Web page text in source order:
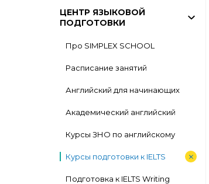
ЦЕНТР ЯЗЫКОВОЙ
ПОДГОТОВКИ
Про SIMPLEX SCHOOL
Расписание занятий
Английский для начинающих
Академический английский
Курсы ЗНО по английскому
Курсы подготовки к IELTS
Подготовка к IELTS Writing